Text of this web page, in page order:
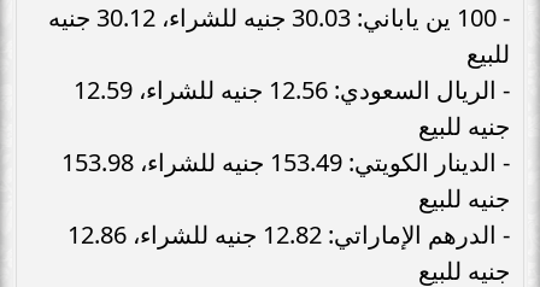
- 100 ين ياباني: 30.03 جنيه للشراء، 30.12 جنيه
للبيع
- الريال السعودي: 12.56 جنيه للشراء، 12.59
جنيه للبيع
- الدينار الكويتي: 153.49 جنيه للشراء، 153.98
جنيه للبيع
- الدرهم الإماراتي: 12.82 جنيه للشراء، 12.86
جنيه للبيع